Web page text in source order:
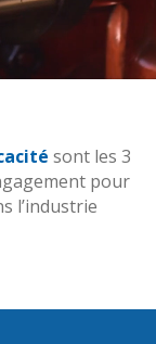
sont les 3
pour
l’industrie